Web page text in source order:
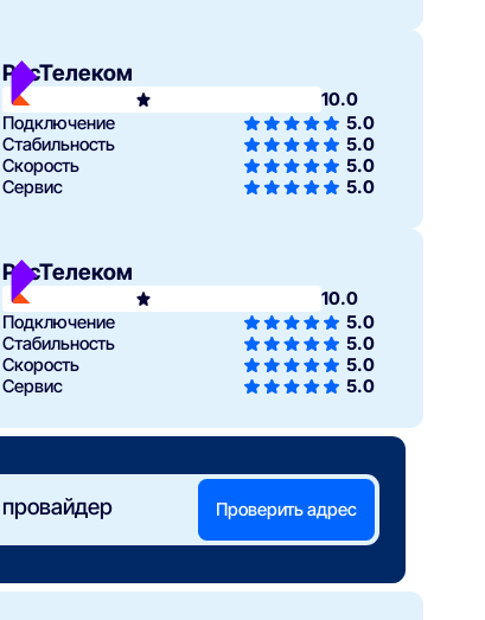
РосТелеком
10.0
Подключение
5.0
Стабильность
5.0
Скорость
5.0
Сервис
5.0
РосТелеком
10.0
Подключение
5.0
Стабильность
5.0
Скорость
5.0
Сервис
5.0
Проверить адрес